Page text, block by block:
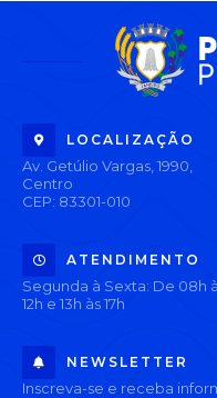
LOCALIZAÇÃO
Av. Getúlio Vargas, 1990,
Centro
CEP: 83301-010
ATENDIMENTO
Segunda à Sexta: De 08h
12h e 13h às 17h
NEWSLETTER
Inscreva-se e receba